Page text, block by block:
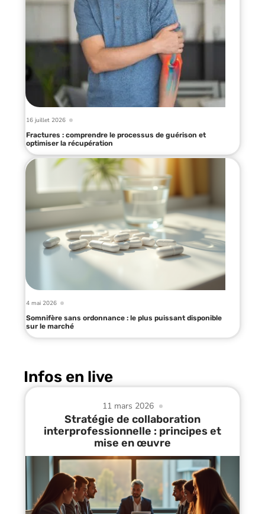
16 juillet 2026
Fractures : comprendre le processus de guérison et
optimiser la récupération
4 mai 2026
Somnifère sans ordonnance : le plus puissant disponible
sur le marché
Infos en live
11 mars 2026
Stratégie de collaboration
interprofessionnelle : principes et
mise en œuvre